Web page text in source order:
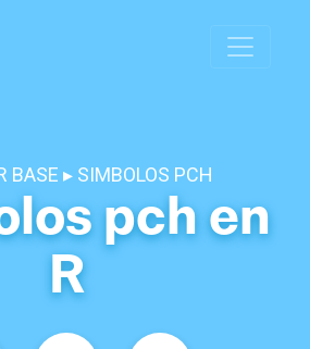
BASE SIMBOLOS PCH
pch en
R